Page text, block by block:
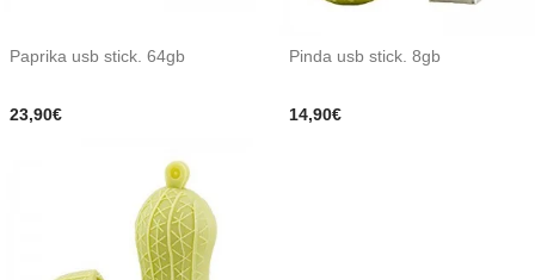
Paprika usb stick. 64gb
23,90€
Pinda usb stick. 8gb
14,90€